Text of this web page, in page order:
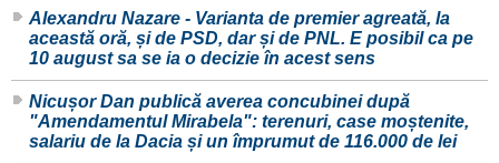
Alexandru Nazare - Varianta de premier agreată, la
această oră, și de PSD, dar și de PNL. E posibil ca pe
10 august sa se ia o decizie în acest sens
Nicușor Dan publică averea concubinei după
"Amendamentul Mirabela": terenuri, case moștenite,
salariu de la Dacia și un împrumut de 116.000 de lei